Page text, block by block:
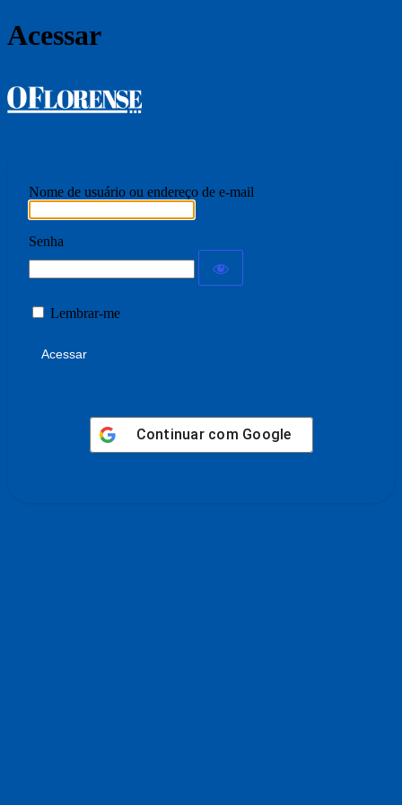
Acessar
Nome de usuário ou endereço de e-mail
Senha
Lembrar-me
Continuar com Google